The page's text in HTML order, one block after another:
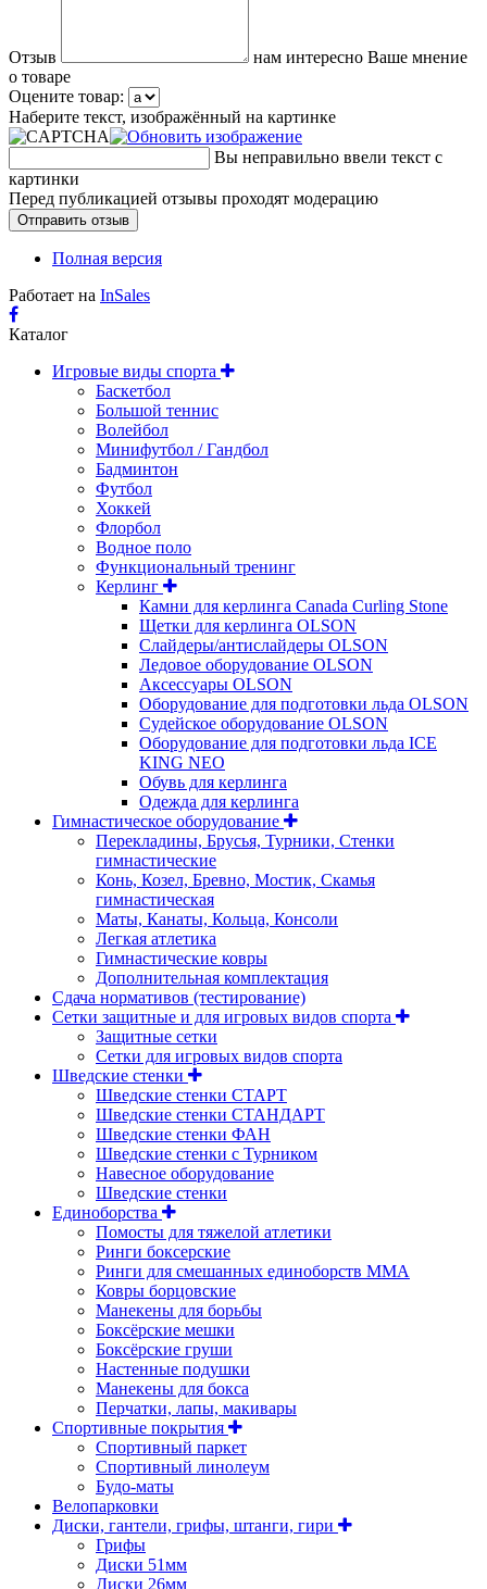
Отзыв
нам интересно Ваше мнение
о товаре
Оцените товар:
Наберите текст, изображённый на картинке
Вы неправильно ввели текст с
картинки
Перед публикацией отзывы проходят модерацию
Полная версия
Работает на InSales
Каталог
Игровые виды спорта
Баскетбол
Большой теннис
Волейбол
Минифутбол / Гандбол
Бадминтон
Футбол
Хоккей
Флорбол
Водное поло
Функциональный тренинг
Керлинг
Камни для керлинга Canada Curling Stone
Щетки для керлинга OLSON
Слайдеры/антислайдеры OLSON
Ледовое оборудование OLSON
Аксессуары OLSON
Оборудование для подготовки льда OLSON
Судейское оборудование OLSON
Оборудование для подготовки льда ICE
KING NEO
Обувь для керлинга
Одежда для керлинга
Гимнастическое оборудование
Перекладины, Брусья, Турники, Стенки
гимнастические
Конь, Козел, Бревно, Мостик, Скамья
гимнастическая
Маты, Канаты, Кольца, Консоли
Легкая атлетика
Гимнастические ковры
Дополнительная комплектация
Сдача нормативов (тестирование)
Сетки защитные и для игровых видов спорта
Защитные сетки
Сетки для игровых видов спорта
Шведские стенки
Шведские стенки СТАРТ
Шведские стенки СТАНДАРТ
Шведские стенки ФАН
Шведские стенки с Турником
Навесное оборудование
Шведские стенки
Единоборства
Помосты для тяжелой атлетики
Ринги боксерские
Ринги для смешанных единоборств ММА
Ковры борцовские
Манекены для борьбы
Боксёрские мешки
Боксёрские груши
Настенные подушки
Манекены для бокса
Перчатки, лапы, макивары
Спортивные покрытия
Спортивный паркет
Спортивный линолеум
Будо-маты
Велопарковки
Диски, гантели, грифы, штанги, гири
Грифы
Диски 51мм
Диски 26мм